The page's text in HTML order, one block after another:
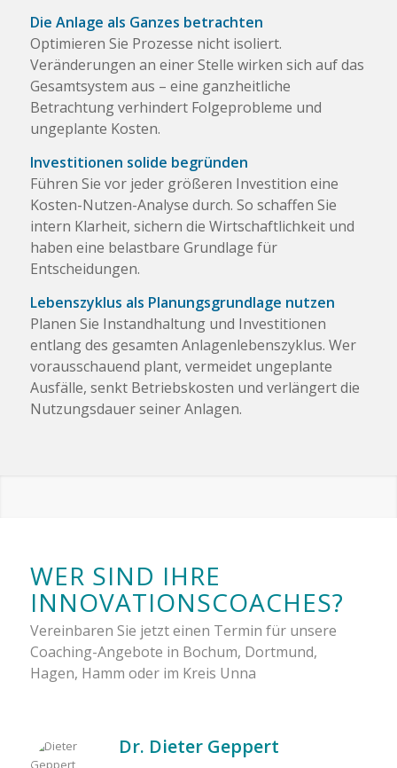
Die Anlage als Ganzes betrachten
Optimieren Sie Prozesse nicht isoliert.
Veränderungen an einer Stelle wirken sich auf das
Gesamtsystem aus – eine ganzheitliche
Betrachtung verhindert Folgeprobleme und
ungeplante Kosten.
Investitionen solide begründen
Führen Sie vor jeder größeren Investition eine
Kosten-Nutzen-Analyse durch. So schaffen Sie
intern Klarheit, sichern die Wirtschaftlichkeit und
haben eine belastbare Grundlage für
Entscheidungen.
Lebenszyklus als Planungsgrundlage nutzen
Planen Sie Instandhaltung und Investitionen
entlang des gesamten Anlagenlebenszyklus. Wer
vorausschauend plant, vermeidet ungeplante
Ausfälle, senkt Betriebskosten und verlängert die
Nutzungsdauer seiner Anlagen.
WER SIND IHRE
INNOVATIONSCOACHES?
Vereinbaren Sie jetzt einen Termin für unsere
Coaching-Angebote in Bochum, Dortmund,
Hagen, Hamm oder im Kreis Unna
Dr. Dieter Geppert